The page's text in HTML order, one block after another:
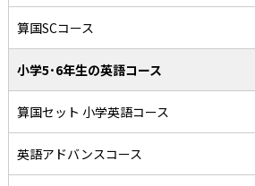
算国SCコース
小学5･6年生の英語コース
算国セット 小学英語コース
英語アドバンスコース